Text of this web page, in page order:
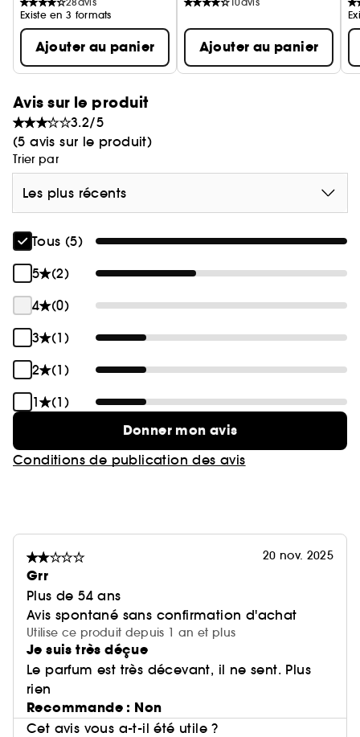
Existe en 3 formats
Ajouter au panier Ajouter au panier
Avis sur le produit
3.2/5
(5 avis sur le produit)
Trier par
Les plus récents
Tous (5)
5
(2)
4
(0)
3
(1)
2
(1)
1
(1)
Donner mon avis
Conditions de publication des avis
20 nov. 2025
Grr
Plus de 54 ans
Avis spontané sans confirmation d'achat
Utilise ce produit depuis 1 an et plus
Je suis très déçue
Le parfum est très décevant, il ne sent. Plus
rien
Recommande : Non
Cet avis vous a-t-il été utile ?